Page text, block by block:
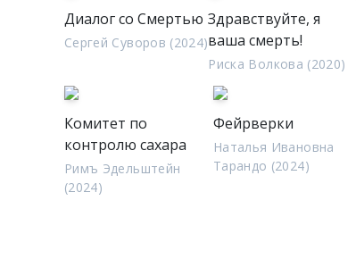
Диалог со Смертью
Сергей Суворов (2024)
Здравствуйте, я
ваша смерть!
Риска Волкова (2020)
Комитет по
контролю сахара
Римъ Эдельштейн
(2024)
Фейрверки
Наталья Ивановна
Тарандо (2024)